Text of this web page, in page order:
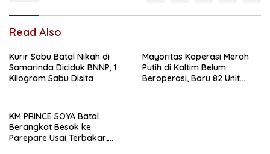
Read Also
Kurir Sabu Batal Nikah di
Samarinda Diciduk BNNP, 1
Kilogram Sabu Disita
Mayoritas Koperasi Merah
Putih di Kaltim Belum
Beroperasi, Baru 82 Unit
KM PRINCE SOYA Batal
Berangkat Besok ke
Parepare Usai Terbakar,